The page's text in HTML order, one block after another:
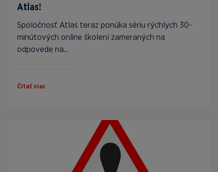
Atlas!
Spoločnosť Atlas teraz ponúka sériu rýchlych 30-
minútových online školení zameraných na
odpovede na...
Čítať viac